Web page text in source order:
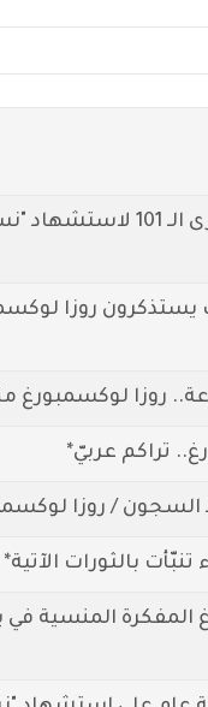
لوكسمبورغ
يستذكرون روزا
روزا
تراكم عربيّ*
السجون / روزا
بالثورات الآتية*
المفكرة المنسية في